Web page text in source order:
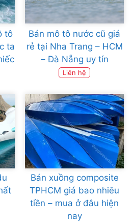
tô
ta
Bán mô tô nước cũ giá
rẻ tại Nha Trang – HCM
– Đà Nẵng uy tín
Liên hệ
Bán xuồng composite
TPHCM giá bao nhiêu
tiền – mua ở đâu hiện
nay